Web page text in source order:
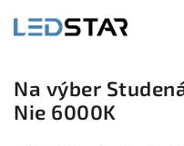
Na výber
Nie 6000K